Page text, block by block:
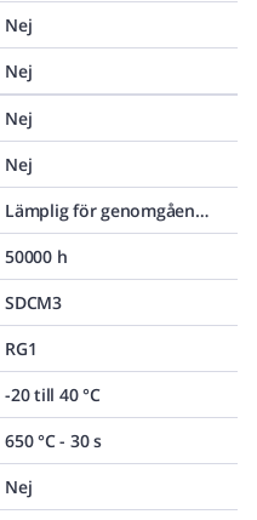
Nej
Nej
Nej
Nej
Lämplig för genomgående ledning
50000 h
SDCM3
RG1
-20 till 40 °C
650 °C - 30 s
Nej